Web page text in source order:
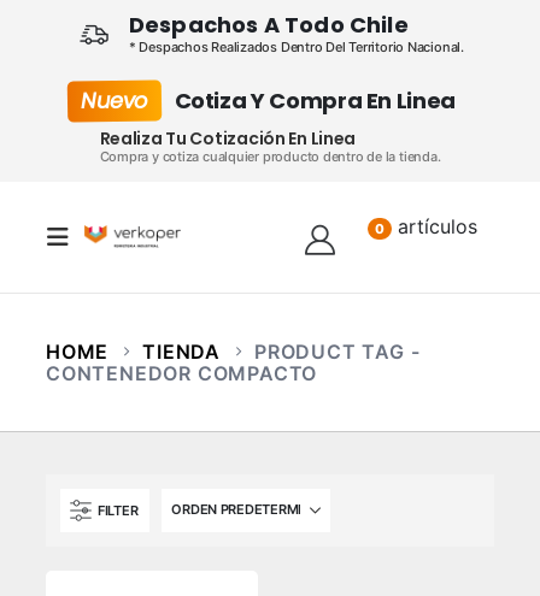
Despachos A Todo Chile
* Despachos Realizados Dentro Del Territorio Nacional.
Nuevo Cotiza Y Compra En Linea
Realiza Tu Cotización En Linea
Compra y cotiza cualquier producto dentro de la tienda.
0 artículos
HOME TIENDA
PRODUCT TAG -
CONTENEDOR COMPACTO
FILTER